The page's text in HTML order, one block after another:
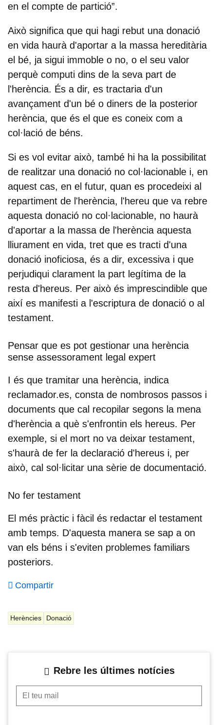
en el compte de partició”.
Això significa que qui hagi rebut una donació
en vida haurà d'aportar a la massa hereditària
el bé, ja sigui immoble o no, o el seu valor
perquè computi dins de la seva part de
l'herència. És a dir, es tractaria d'un
avançament d'un bé o diners de la posterior
herència, que és el que es coneix com a
col·lació de béns.
Si es vol evitar això, també hi ha la possibilitat
de realitzar una donació no col·lacionable i, en
aquest cas, en el futur, quan es procedeixi al
repartiment de l'herència, l'hereu que va rebre
aquesta donació no col·lacionable, no haurà
d'aportar a la massa de l'herència aquesta
lliurament en vida, tret que es tracti d'una
donació inoficiosa, és a dir, excessiva i que
perjudiqui clarament la part legítima de la
resta d'hereus. Per això és imprescindible que
així es manifesti a l'escriptura de donació o al
testament.
Pensar que es pot gestionar una herència
sense assessorament legal expert
I és que tramitar una herència, indica
reclamador.es, consta de nombrosos passos i
documents que cal recopilar segons la mena
d'herència a què s'enfrontin els hereus. Per
exemple, si el mort no va deixar testament,
s'haurà de fer la declaració d'hereus i, per
això, cal sol·licitar una sèrie de documentació.
No fer testament
El més pràctic i fàcil és redactar el testament
amb temps. D'aquesta manera se sap a on
van els béns i s'eviten problemes familiars
posteriors.
Compartir
Herències Donació
Rebre les últimes notícies
El teu mail